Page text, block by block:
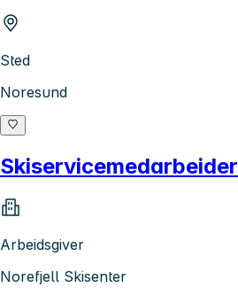
Sted
Noresund
Skiservicemedarbeider
Arbeidsgiver
Norefjell Skisenter